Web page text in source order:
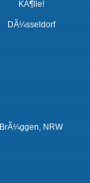
KÃ¶lle!
DÃ¼sseldorf
BrÃ¼ggen, NRW